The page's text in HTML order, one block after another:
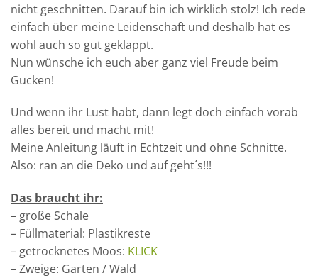
nicht geschnitten. Darauf bin ich wirklich stolz! Ich rede
einfach über meine Leidenschaft und deshalb hat es
wohl auch so gut geklappt.
Nun wünsche ich euch aber ganz viel Freude beim
Gucken!
Und wenn ihr Lust habt, dann legt doch einfach vorab
alles bereit und macht mit!
Meine Anleitung läuft in Echtzeit und ohne Schnitte.
Also: ran an die Deko und auf geht´s!!!
Das braucht ihr:
– große Schale
– Füllmaterial: Plastikreste
– getrocknetes Moos: KLICK
– Zweige: Garten / Wald